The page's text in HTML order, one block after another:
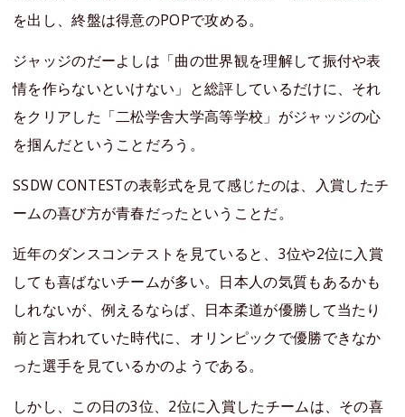
を出し、終盤は得意のPOPで攻める。
ジャッジのだーよしは「曲の世界観を理解して振付や表
情を作らないといけない」と総評しているだけに、それ
をクリアした「二松学舎大学高等学校」がジャッジの心
を掴んだということだろう。
SSDW CONTESTの表彰式を見て感じたのは、入賞したチ
ームの喜び方が青春だったということだ。
近年のダンスコンテストを見ていると、3位や2位に入賞
しても喜ばないチームが多い。日本人の気質もあるかも
しれないが、例えるならば、日本柔道が優勝して当たり
前と言われていた時代に、オリンピックで優勝できなか
った選手を見ているかのようである。
しかし、この日の3位、2位に入賞したチームは、その喜